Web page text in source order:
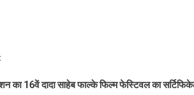
On
जू
का 16वें दादा साहेब फाल्के फिल्म फेस्टिवल का